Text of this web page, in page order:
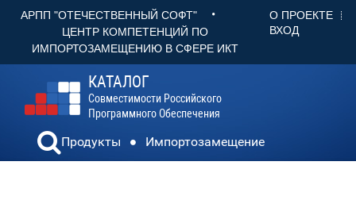
АРПП "ОТЕЧЕСТВЕННЫЙ СОФТ" •
ЦЕНТР КОМПЕТЕНЦИЙ ПО
ИМПОРТОЗАМЕЩЕНИЮ В СФЕРЕ ИКТ
О ПРОЕКТЕ
ВХОД
КАТАЛОГ
Совместимости Российского
Программного Обеспечения
Продукты Импортозамещение